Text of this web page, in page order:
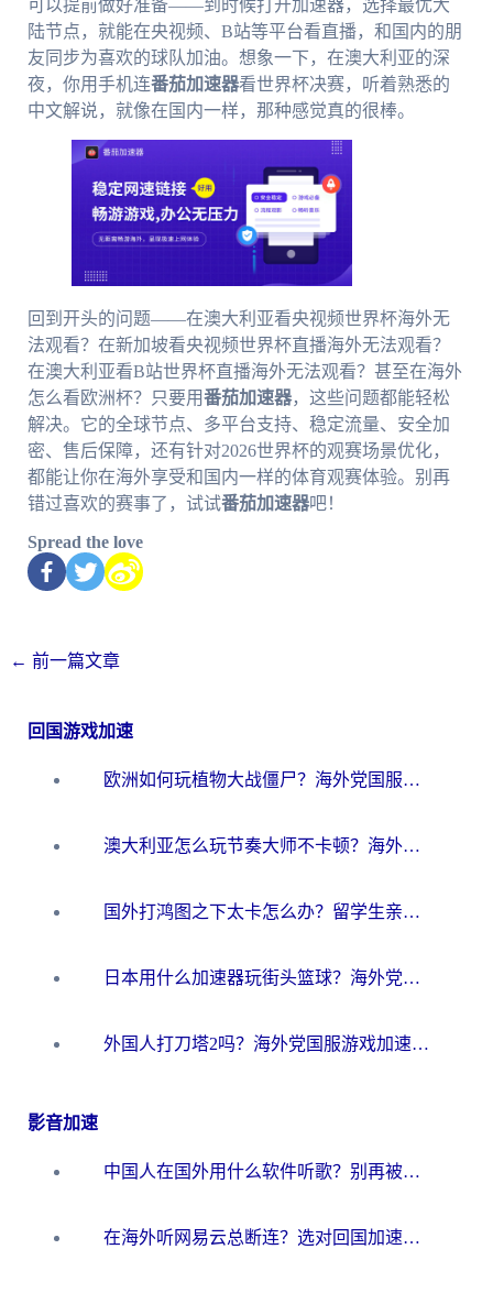
可以提前做好准备——到时候打开加速器，选择最优大
陆节点，就能在央视频、B站等平台看直播，和国内的朋
友同步为喜欢的球队加油。想象一下，在澳大利亚的深
夜，你用手机连番茄加速器看世界杯决赛，听着熟悉的
中文解说，就像在国内一样，那种感觉真的很棒。
回到开头的问题——在澳大利亚看央视频世界杯海外无
法观看？在新加坡看央视频世界杯直播海外无法观看？
在澳大利亚看B站世界杯直播海外无法观看？甚至在海外
怎么看欧洲杯？只要用番茄加速器，这些问题都能轻松
解决。它的全球节点、多平台支持、稳定流量、安全加
密、售后保障，还有针对2026世界杯的观赛场景优化，
都能让你在海外享受和国内一样的体育观赛体验。别再
错过喜欢的赛事了，试试番茄加速器吧！
Spread the love
← 前一篇文章
回国游戏加速
欧洲如何玩植物大战僵尸？海外党国服游戏加速避坑指南（附实测对比）
澳大利亚怎么玩节奏大师不卡顿？海外党国服游戏加速终极指南
国外打鸿图之下太卡怎么办？留学生亲测有效的国服游戏加速方案
日本用什么加速器玩街头篮球？海外党国服游戏不卡顿的终极攻略
外国人打刀塔2吗？海外党国服游戏加速避坑全攻略
影音加速
中国人在国外用什么软件听歌？别再被地域限制卡脖子，这篇教你轻松解锁国内音乐库
在海外听网易云总断连？选对回国加速器，告别地区限制和卡顿